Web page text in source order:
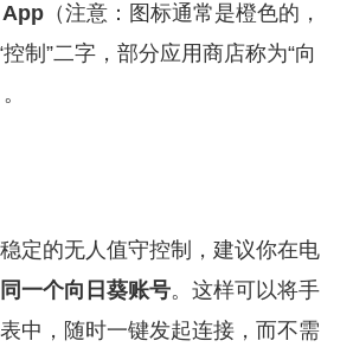
App （注意：图标通常是橙色的，
控制”二字，部分应用商店称为“向
定的无人值守控制，建议你在电
同一个向日葵账号。这样可以将手
中，随时一键发起连接，而不需